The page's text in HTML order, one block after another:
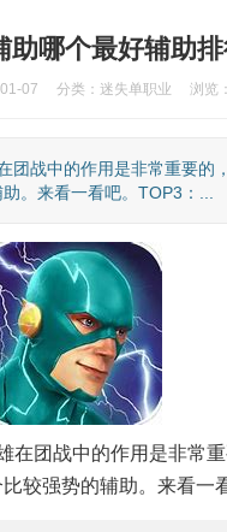
助哪个最好辅助
07 分类： 迷失单职业 浏览
战中的作用是非常重要的
。来看一看吧。TOP3：...
在团战中的作用是非常
较强势的辅助。来看一